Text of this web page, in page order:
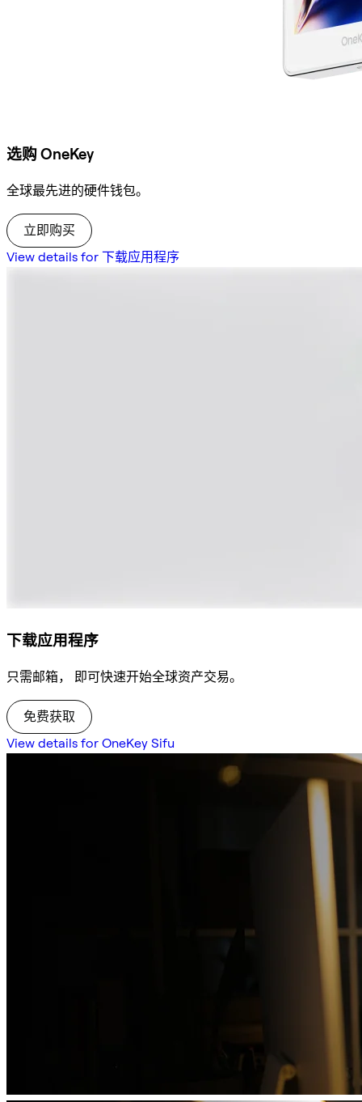
选购 OneKey
全球最先进的硬件钱包。
立即购买
View details for 下载应用程序
下载应用程序
只需邮箱， 即可快速开始全球资产交易。
免费获取
View details for OneKey Sifu